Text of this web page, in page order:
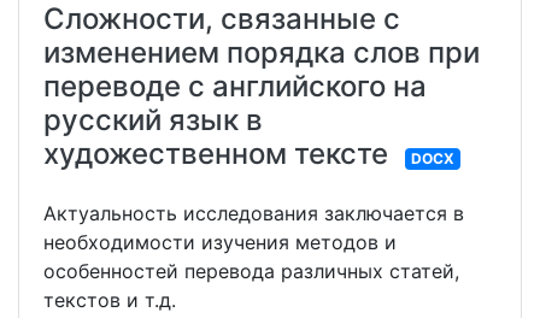
Сложности, связанные с
изменением порядка слов при
переводе с английского на
русский язык в
художественном тексте
DOCX
Актуальность исследования заключается в
необходимости изучения методов и
особенностей перевода различных статей,
текстов и т.д.